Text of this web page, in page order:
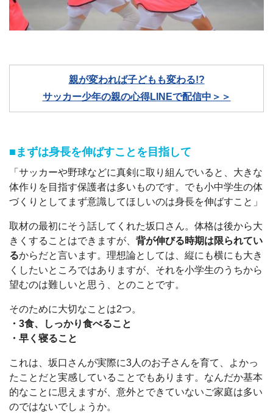
親が変われば子どもも変わる!?
サッカー少年の親の心得LINEで配信中＞＞
■まずは身長を伸ばすことを目指して
「サッカーや野球などに真剣に取り組んでいると、大きな
体作りを目指す保護者は多いものです。でも小中学生の体
づくりとしてまず意識してほしいのは身長を伸ばすこと」
取材の最初にそう話してくれた坂口さん。体格は後から大
きくすることはできますが、 背が伸びる時期は限られてい
るからだと言います。理想論としては、縦にも横にも大き
くしたいところではありますが、それを小学生のうちから
望むのは難しいと思う、とのことです。
そのために大切なことは2つ。
・3食、しっかり食べること
・早く寝ること
これは、坂口さんが実際に3人のお子さんを育て、よかっ
たことだと実感していることでもあります。なんだか基本
的なことに思えますが、意外とできていないご家庭は多い
のではないでしょうか。